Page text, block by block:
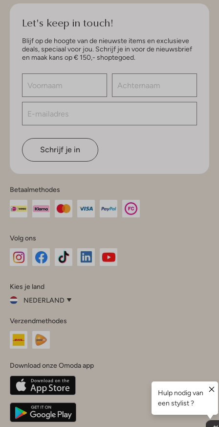
Let's keep in touch!
Blijf op de hoogte van de nieuwste items en exclusieve
deals, speciaal voor jou. Schrijf je in voor de nieuwsbrief
en maak kans op € 150,- shoptegoed.
Schrijf je in
Betaalmethodes
Volg ons
InstagramFacebook
Kies je land
NEDERLAND
je
land
Nederland
Belgique(Français)
Deutschland
Verzendmethodes
Download onze Omoda app